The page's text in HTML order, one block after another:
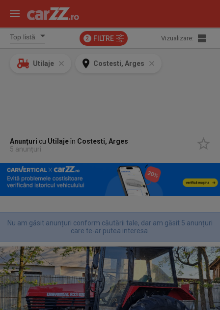
2 FILTRE Vizualizare:
Utilaje Costesti, Arges
Anunțuri cu Utilajeîn Costesti, Arges
5 anunțuri
Nu am găsit anunțuri conform căutării tale, dar am găsit 5 anunțuri
care te-ar putea interesa.